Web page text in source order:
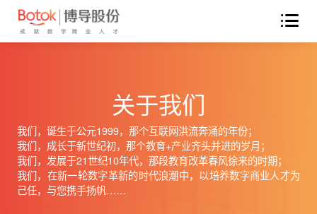
关于我们
我们，诞生于公元1999，那个互联网洪流奔涌的年份；
我们，成长于新世纪初，那个教育+产业齐头并进的岁月；
我们，发展于21世纪10年代，那段教育改革春风徐来的时期；
我们，在新一轮数字革新的时代浪潮中，以培养数字商业人才为
己任，与您携手扬帆……